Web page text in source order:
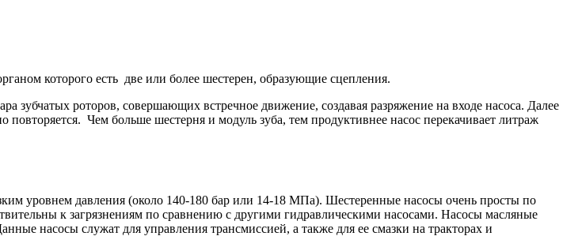
которого есть две или более шестерен, образующие сцепления.
роторов, совершающих встречное движение, создавая разряжение на входе насоса. Далее
Чем больше шестерня и модуль зуба, тем продуктивнее насос перекачивает литраж
уровнем давления (около 140-180 бар или 14-18 МПа). Шестеренные насосы очень просты по
к загрязнениям по сравнению с другими гидравлическими насосами. Насосы масляные
насосы служат для управления трансмиссией, а также для ее смазки на тракторах и